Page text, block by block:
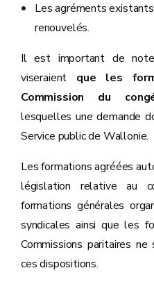
Les agréments
renouvelés.
Il est important de
viseraient que les
Commission du
lesquelles une demande
Service public de Wallonie.
Les formations agréées
législation relative au
formations générales
syndicales ainsi que les
Commissions paritaires
ces dispositions.